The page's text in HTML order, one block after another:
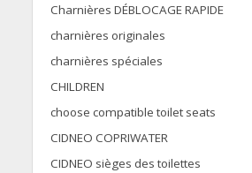
Charnières DÉBLOCAGE RAPIDE
charnières originales
charnières spéciales
CHILDREN
choose compatible toilet seats
CIDNEO COPRIWATER
CIDNEO sièges des toilettes